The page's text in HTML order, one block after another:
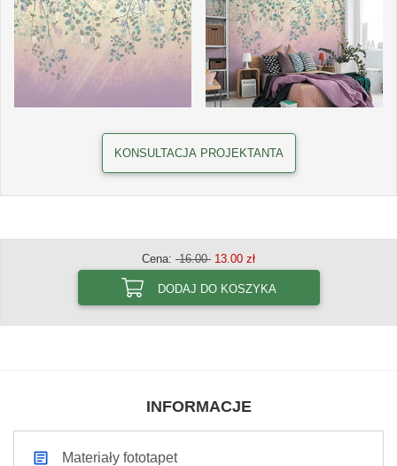
KONSULTACJA PROJEKTANTA
Cena: 16.00 13.00 zł
DODAJ DO KOSZYKA
INFORMACJE
Materiały fototapet